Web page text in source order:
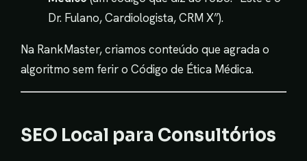
Dr. Fulano, Cardiologista, CRM X”).
Na RankMaster, criamos conteúdo que agrada o
algoritmo sem ferir o Código de Ética Médica.
SEO Local para Consultórios